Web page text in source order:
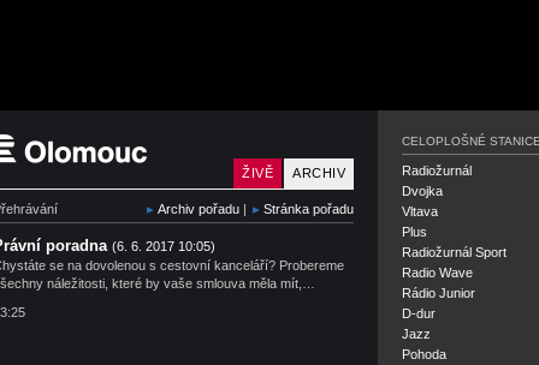
Český rozhlas Olomouc
ARCHIV
ŽIVĚ
Archiv pořadu | Stránka pořadu
poradna (6. 6. 2017 10:05)
se na dovolenou s cestovní kanceláří? Probereme
náležitosti, které by vaše smlouva měla mít,…
CELOPLOŠNÉ
Radiožurnál
Dvojka
Vltava
Plus
Radiožurnál Sport
Radio Wave
Rádio Junior
D-dur
Jazz
Pohoda